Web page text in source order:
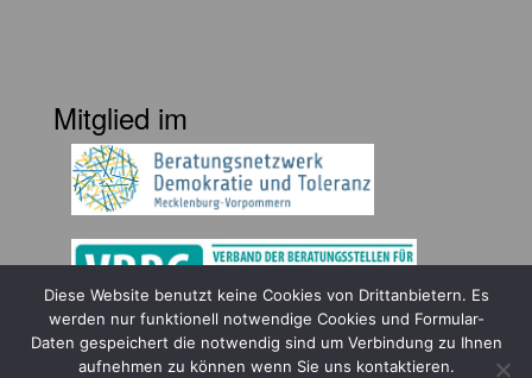
Mitglied im
Gefördert durch
Diese Website benutzt keine Cookies von Drittanbietern. Es
werden nur funktionell notwendige Cookies und Formular-
Daten gespeichert die notwendig sind um Verbindung zu Ihnen
aufnehmen zu können wenn Sie uns kontaktieren.